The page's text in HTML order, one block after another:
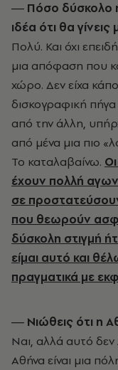
― Πόσο δύσκολο
ιδέα ότι θα γίνεις
Πολύ. Και όχι
μια απόφαση που
χώρο. Δεν είχα
δισκογραφική
από την άλλη,
από μένα μια πιο
Το καταλαβαίνω.
έχουν πολλή
σε
που θεωρούν
δύσκολη στιγμή
είμαι αυτό και
πραγματικά με
― Νιώθεις ότι η
Ναι, αλλά αυτό δεν
Αθήνα είναι μια